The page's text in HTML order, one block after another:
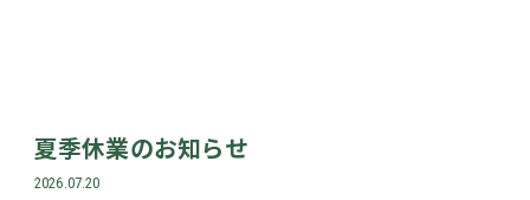
夏季休業のお知らせ
2026.07.20